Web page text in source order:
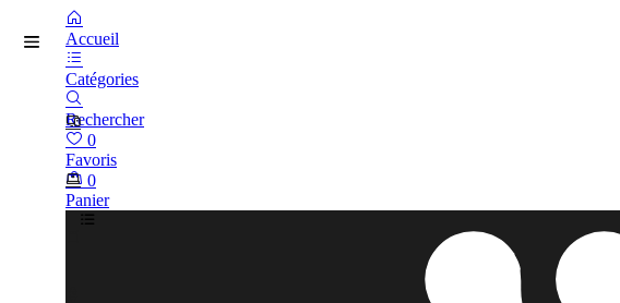
Accueil
Catégories
Rechercher
0
Favoris
0
Panier